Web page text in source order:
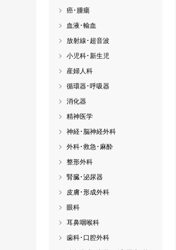
癌･腫瘍
血液･輸血
放射線･超音波
小児科･新生児
産婦人科
循環器･呼吸器
消化器
精神医学
神経･脳神経外科
外科･救急･麻酔
整形外科
腎臓･泌尿器
皮膚･形成外科
眼科
耳鼻咽喉科
歯科･口腔外科